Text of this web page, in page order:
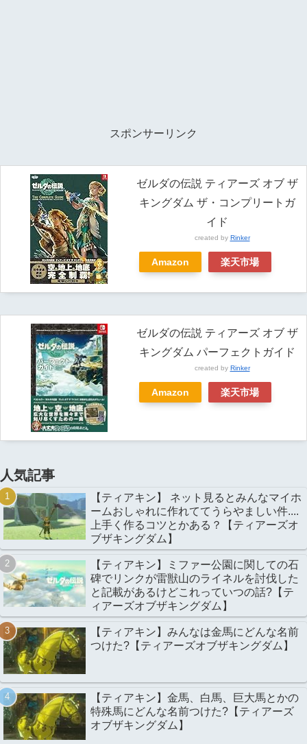
スポンサーリンク
ゼルダの伝説 ティアーズ オブ ザ
キングダム ザ・コンプリートガ
イド
created by Rinker
Amazon 楽天市場
ゼルダの伝説 ティアーズ オブ ザ
キングダム パーフェクトガイド
created by Rinker
Amazon 楽天市場
人気記事
【ティアキン】 ネット見るとみんなマイホ
ームおしゃれに作れててうらやましい件....
上手く作るコツとかある？【ティアーズオ
ブザキングダム】
【ティアキン】ミファー公園に関しての石
碑でリンクが雷獣山のライネルを討伐した
と記載があるけどこれっていつの話?【テ
ィアーズオブザキングダム】
【ティアキン】みんなは金馬にどんな名前
つけた?【ティアーズオブザキングダム】
【ティアキン】金馬、白馬、巨大馬とかの
特殊馬にどんな名前つけた?【ティアーズ
オブザキングダム】